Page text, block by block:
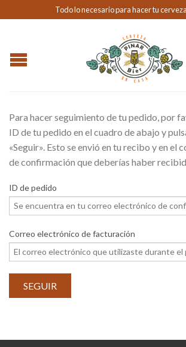
Todo lo necesario para hacer tu
Para hacer seguimiento de tu pedido, por
ID de tu pedido en el cuadro de abajo y
«Seguir». Esto se envió en tu recibo y en el
de confirmación que deberías haber
ID de pedido
Correo electrónico de facturación
SEGUIR